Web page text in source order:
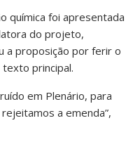
química foi apresentada
do projeto,
a proposição por ferir o
principal.
em Plenário, para
a emenda”,